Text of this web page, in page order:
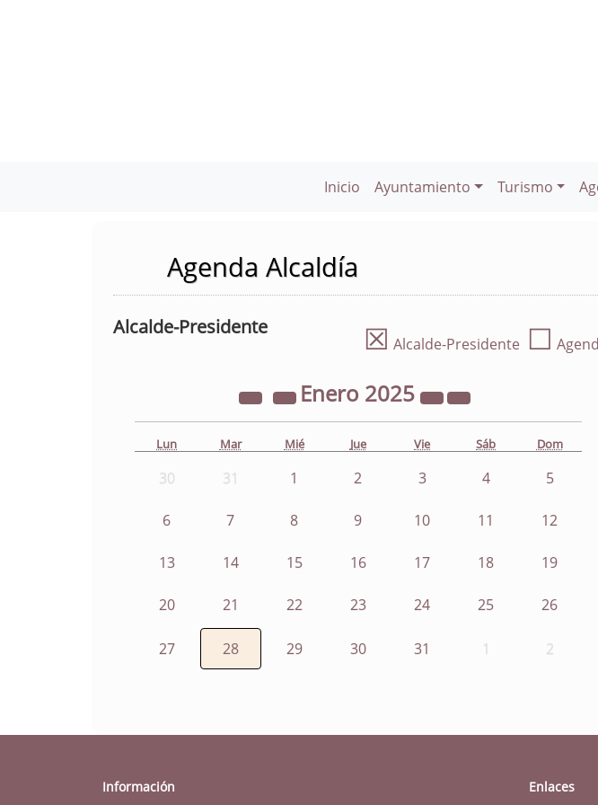
Inicio Ayuntamiento Turismo
Agenda Alcaldía
Alcalde-Presidente ☒ Alcalde-Presidente ☐
Enero 2025
Lun Mar Mié Jue Vie Sáb Dom
30 31 1 2 3 4 5
6 7 8 9 10 11 12
13 14 15 16 17 18 19
20 21 22 23 24 25 26
27 28 29 30 31 1 2
Información Enlaces